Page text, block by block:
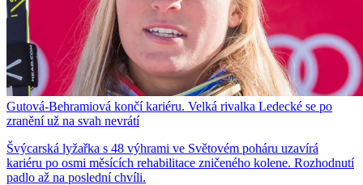
Gutová-Behramiová končí kariéru. Velká rivalka Ledecké se po
zranění už na svah nevrátí
Švýcarská lyžařka s 48 výhrami ve Světovém poháru uzavírá
kariéru po osmi měsících rehabilitace zničeného kolene. Rozhodnutí
padlo až na poslední chvíli.